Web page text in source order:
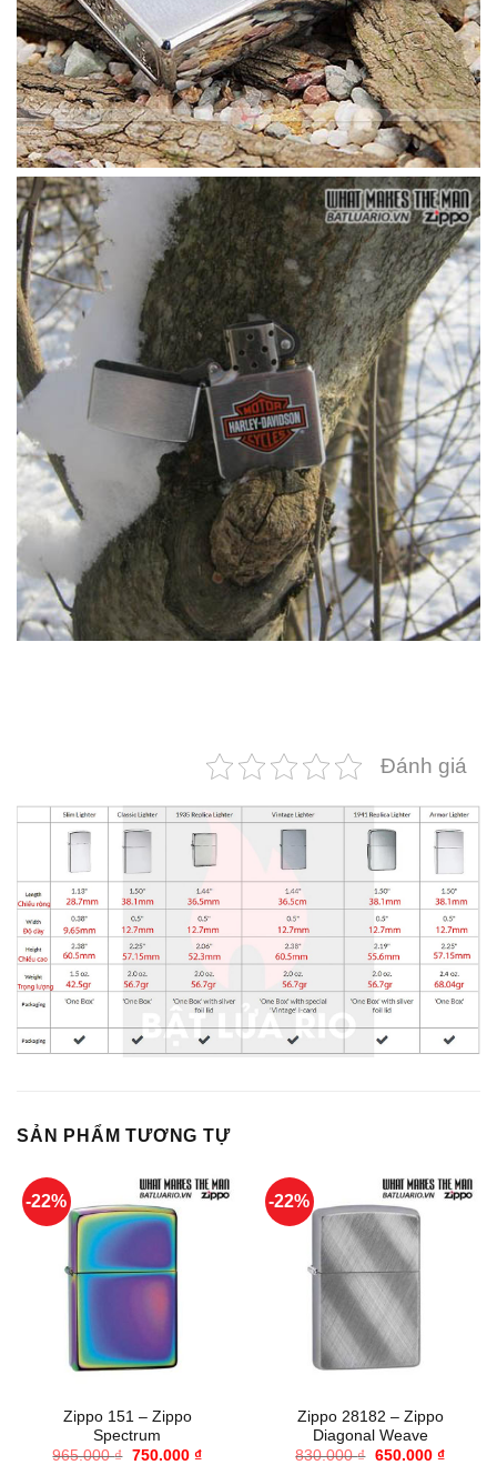
Đánh giá
SẢN PHẨM TƯƠNG TỰ
-22%
Zippo 151 – Zippo
Spectrum
965.000₫ Giá
750.000 ₫Giá
-22%
Zippo 28182 – Zippo
Diagonal Weave
830.000₫ Giá
650.000 ₫Giá